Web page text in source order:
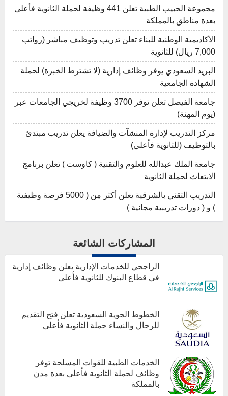
مجموعة الحبيب الطبية تعلن 441 وظيفة لحملة الثانوية فأعلى
بعدة مناطق بالمملكة
الأكاديمية الوطنية للبناء تعلن تدريب وتوظيف مباشر (رواتب
7,000 ريال) للثانوية
البريد السعودي يوفر وظائف إدارية (لا تشترط الخبرة) لحملة
الشهادة الجامعية
جامعة الفيصل تعلن توفر 3700 وظيفة لخريجي الجامعات عبر
(يوم المهنة)
مركز التدريب لإدارة المنشآت والضيافة يعلن تدريب مبتدئ
بالتوظيف (للثانوية فأعلى)
جامعة الملك عبدالله للعلوم والتقنية ( كاوست ) تعلن برنامج
الابتعاث لحملة الثانوية
التدريب التقني بالشرقية يعلن أكثر من ( 5000 فرصة وظيفية
) و ( دورات تدريبية مجانية )
المشاركات الشائعة
الراجحي للخدمات الإدارية يعلن وظائف إدارية
في قطاع البنوك للثانوية فأعلى
أخبار هامة
الخطوط الجوية السعودية تعلن فتح التقديم
للرجال والنساء حملة الثانوية فأعلى
الخدمات الطبية للقوات المسلحة توفر
وظائف لحملة الثانوية فأعلى بعدة مدن
بالمملكة